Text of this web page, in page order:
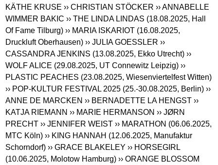
KÄTHE KRUSE ›› CHRISTIAN STÖCKER ›› ANNABELLE
WIMMER BAKIC ›› THE LINDA LINDAS (18.08.2025, Hall
Of Fame Tilburg) ›› MARIA ISKARIOT (16.08.2025,
Druckluft Oberhausen) ›› JULIA GOESSLER ››
CASSANDRA JENKINS (13.08.2025, Ekko Utrecht) ››
WOLF ALICE (29.08.2025, UT Connewitz Leipzig) ››
PLASTIC PEACHES (23.08.2025, Wiesenviertelfest Witten)
›› POP-KULTUR FESTIVAL 2025 (25.-30.08.2025, Berlin) ››
ANNE DE MARCKEN ›› BERNADETTE LA HENGST ››
KATJA RIEMANN ›› MARIE HERMANSON ›› JØRN
PRECHT ›› JENNIFER WEIST ›› MARATHON (06.06.2025,
MTC Köln) ›› KING HANNAH (12.06.2025, Manufaktur
Schorndorf) ›› GRACE BLAKELEY ›› HORSEGIRL
(10.06.2025, Molotow Hamburg) ›› ORANGE BLOSSOM